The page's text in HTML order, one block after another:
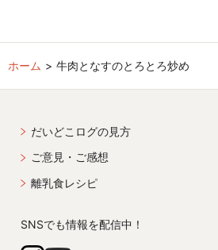
ホーム 牛肉となすのとろとろ炒め
だいどこログの見方
ご意見・ご感想
離乳食レシピ
SNSでも情報を配信中！